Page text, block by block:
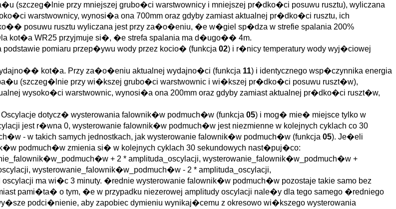
(szczeg�lnie przy mniejszej grubo�ci warstwownicy i mniejszej pr�dko�ci posuwu rusztu), wyliczana
warstwownicy, wynosi�a ona 700mm oraz gdyby zamiast aktualnej pr�dko�ci rusztu, ich
posuwu rusztu wyliczana jest przy za�o�eniu, �e w�giel sp�dza w strefie spalania 200%
kot�a WR25 przyjmuje si�, �e strefa spalania ma d�ugo�� 4m.
pomiaru przep�ywu wody przez kocio� (funkcja 02) i r�nicy temperatury wody wyj�ciowej
kot�a. Przy za�o�eniu aktualnej wydajno�ci (funkcja 11) i identycznego wsp�czynnika energia
(szczeg�lnie przy wi�kszej grubo�ci warstwownic i wi�kszej pr�dko�ci posuwu ruszt�w),
wysoko�ci warstwownic, wynosi�a ona 200mm oraz gdyby zamiast aktualnej pr�dko�ci ruszt�w,
Oscylacje dotycz� wysterowania falownik�w podmuch�w (funkcja 05) i mog� mie� miejsce tylko w
jest r�wna 0, wysterowanie falownik�w podmuch�w jest niezmienne w kolejnych cyklach co 30
- w takich samych jednostkach, jak wysterowanie falownik�w podmuch�w (funkcja 05). Je�eli
podmuch�w zmienia si� w kolejnych cyklach 30 sekundowych nast�puj�co:
+ 2 * amplituda_oscylacji, wysterowanie_falownik�w_podmuch�w +
wysterowanie_falownik�w_podmuch�w - 2 * amplituda_oscylacji,
ma wi�c 3 minuty. �rednie wysterowanie falownik�w podmuch�w pozostaje takie samo bez
pami�ta� o tym, �e w przypadku niezerowej amplitudy oscylacji nale�y dla tego samego �redniego
podci�nienie, aby zapobiec dymieniu wynikaj�cemu z okresowo wi�kszego wysterowania